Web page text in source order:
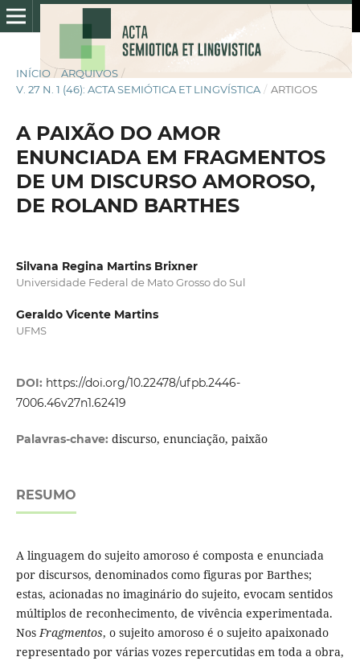
INÍCIO / ARQUIVOS /
V. 27 N. 1 (46): ACTA SEMIÓTICA ET LINGVÍSTICA / ARTIGOS
A PAIXÃO DO AMOR
ENUNCIADA EM FRAGMENTOS
DE UM DISCURSO AMOROSO,
DE ROLAND BARTHES
Silvana Regina Martins Brixner
Universidade Federal de Mato Grosso do Sul
Geraldo Vicente Martins
UFMS
DOI: https://doi.org/10.22478/ufpb.2446-
7006.46v27n1.62419
Palavras-chave: discurso, enunciação, paixão
RESUMO
A linguagem do sujeito amoroso é composta e enunciada
por discursos, denominados como figuras por Barthes;
estas, acionadas no imaginário do sujeito, evocam sentidos
múltiplos de reconhecimento, de vivência experimentada.
NosFragmentos, o sujeito amoroso é o sujeito apaixonado
representado por várias vozes repercutidas em toda a obra,